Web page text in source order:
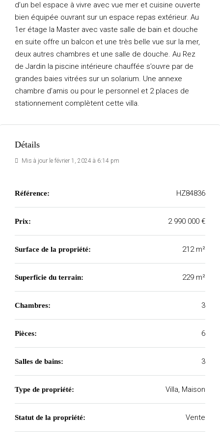
d’un bel espace à vivre avec vue mer et cuisine ouverte
bien équipée ouvrant sur un espace repas extérieur. Au
1er étage la Master avec vaste salle de bain et douche
en suite offre un balcon et une très belle vue sur la mer,
deux autres chambres et une salle de douche. Au Rez
de Jardin la piscine intérieure chauffée s’ouvre par de
grandes baies vitrées sur un solarium. Une annexe
chambre d’amis ou pour le personnel et 2 places de
stationnement complètent cette villa.
Détails
Mis à jour le février 1, 2024 à 6:14 pm
Référence: HZ84836
Prix: 2 990 000 €
Surface de la propriété: 212 m²
Superficie du terrain: 229 m²
Chambres: 3
Pièces: 6
Salles de bains: 3
Type de propriété: Villa, Maison
Statut de la propriété: Vente